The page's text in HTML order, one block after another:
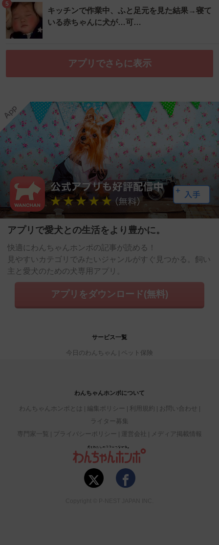
5
キッチンで作業中、ふと足元を見た結果→寝て
いる赤ちゃんに犬が…可…
アプリでさらに表示
アプリで愛犬との生活をより豊かに。
快適にわんちゃんホンポの記事が読める！
見やすいカテゴリでみたいジャンルがすぐ見つかる。飼い
主と愛犬のための犬専用アプリ。
アプリをダウンロード(無料)
サービス一覧
今日のわんちゃん ペット保険
わんちゃんホンポについて
わんちゃんホンポとは 編集ポリシー 利用規約
お問い合わせ
ライター募集
専門家一覧
プライバシーポリシー 運営会社 メディア掲載情報